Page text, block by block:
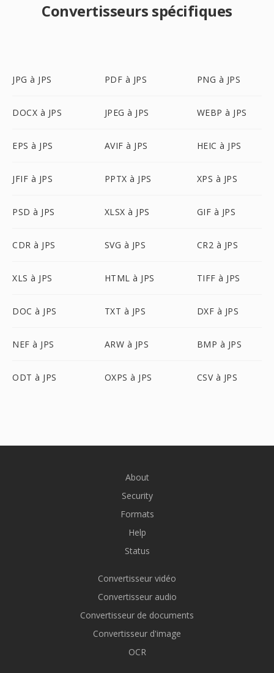
Convertisseurs spécifiques
JPG à JPS PDF à JPS PNG à JPS
DOCX à JPS JPEG à JPS WEBP à JPS
EPS à JPS AVIF à JPS HEIC à JPS
JFIF à JPS PPTX à JPS XPS à JPS
PSD à JPS XLSX à JPS GIF à JPS
CDR à JPS SVG à JPS CR2 à JPS
XLS à JPS HTML à JPS TIFF à JPS
DOC à JPS TXT à JPS DXF à JPS
NEF à JPS ARW à JPS BMP à JPS
ODT à JPS OXPS à JPS CSV à JPS
About
Security
Formats
Help
Status
Convertisseur vidéo
Convertisseur audio
Convertisseur de documents
Convertisseur d'image
OCR